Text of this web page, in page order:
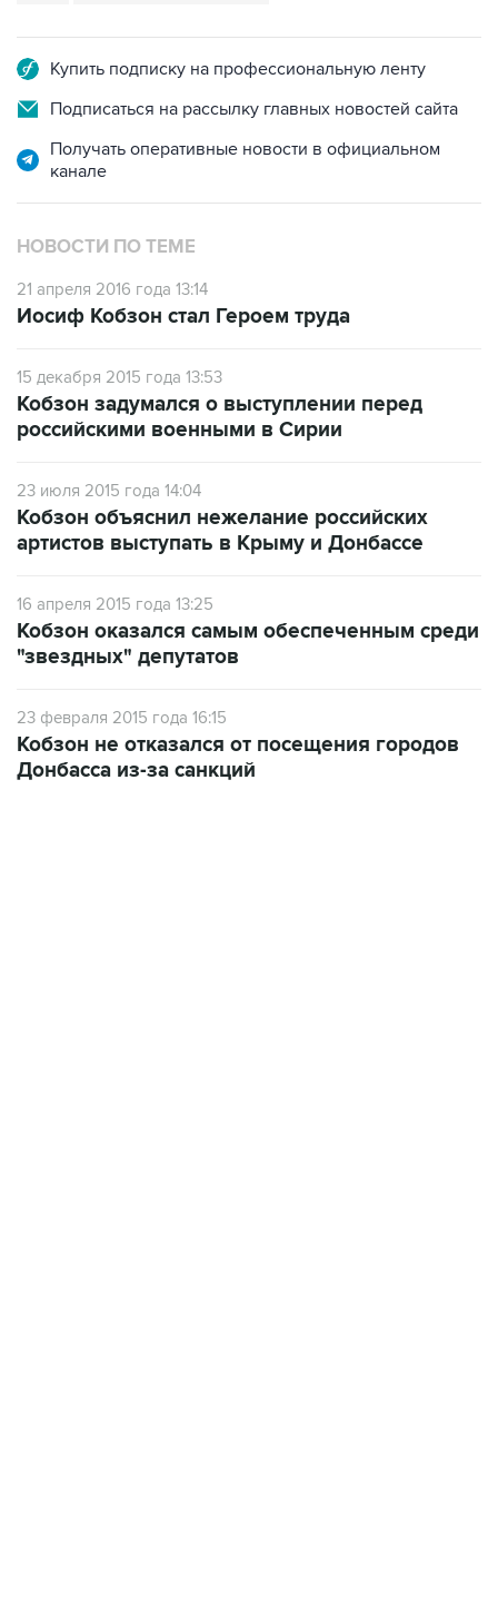
Купить подписку на профессиональную ленту
Подписаться на рассылку главных новостей сайта
Получать оперативные новости в официальном
канале
НОВОСТИ ПО ТЕМЕ
21 апреля 2016 года 13:14
Иосиф Кобзон стал Героем труда
15 декабря 2015 года 13:53
Кобзон задумался о выступлении перед
российскими военными в Сирии
23 июля 2015 года 14:04
Кобзон объяснил нежелание российских
артистов выступать в Крыму и Донбассе
16 апреля 2015 года 13:25
Кобзон оказался самым обеспеченным среди
"звездных" депутатов
23 февраля 2015 года 16:15
Кобзон не отказался от посещения городов
Донбасса из-за санкций